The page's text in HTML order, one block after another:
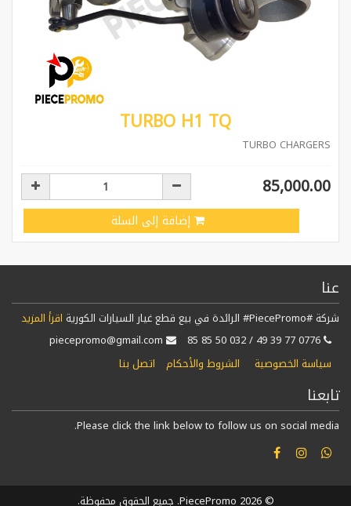
TURBO H1 TQ
TURBO CHARGERS
85,000.00
إضافة إلى السلة
عنا
شركة #PiecePromo# الرائدة في بيع قطع غيار السيارات الكورية
اقرأ المزيد
0776 77 39 49 / 032 50 85 85
piecepromo@gmail.com
سياسة الخصوصية
الشروط والأحكام اتصل بنا
تابعنا
Please click the link below to follow us on social media.
© 2026 PiecePromo. جميع الحقوق محفوظة.